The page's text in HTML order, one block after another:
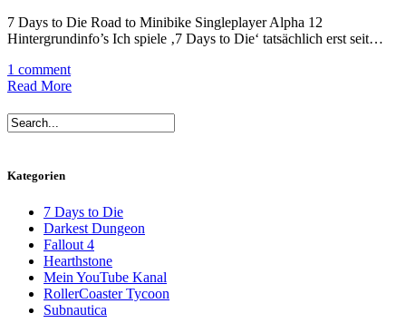
7 Days to Die Road to Minibike Singleplayer Alpha 12
Hintergrundinfo’s Ich spiele ‚7 Days to Die‘ tatsächlich erst seit…
1 comment
Read More
Kategorien
7 Days to Die
Darkest Dungeon
Fallout 4
Hearthstone
Mein YouTube Kanal
RollerCoaster Tycoon
Subnautica